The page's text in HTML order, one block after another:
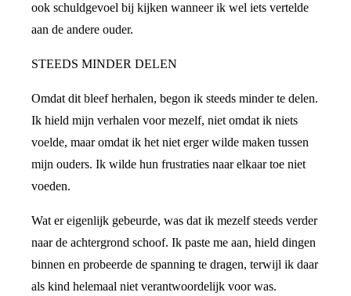
ook schuldgevoel bij kijken wanneer ik wel iets vertelde
aan de andere ouder.
STEEDS MINDER DELEN
Omdat dit bleef herhalen, begon ik steeds minder te delen.
Ik hield mijn verhalen voor mezelf, niet omdat ik niets
voelde, maar omdat ik het niet erger wilde maken tussen
mijn ouders. Ik wilde hun frustraties naar elkaar toe niet
voeden.
Wat er eigenlijk gebeurde, was dat ik mezelf steeds verder
naar de achtergrond schoof. Ik paste me aan, hield dingen
binnen en probeerde de spanning te dragen, terwijl ik daar
als kind helemaal niet verantwoordelijk voor was.